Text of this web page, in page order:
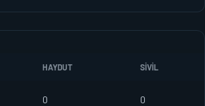
HAYDUT SIVIL
0 0